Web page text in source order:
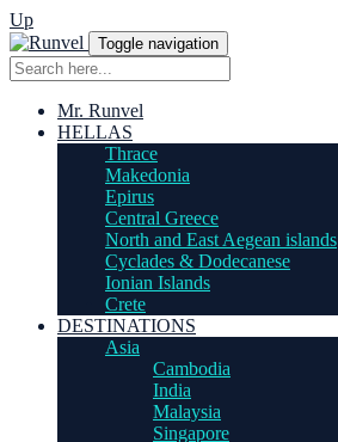
Up
Toggle navigation
Mr. Runvel
HELLAS
Thrace
Makedonia
Epirus
Central Greece
North and East Aegean islands
Cyclades & Dodecanese
Ionian Islands
Crete
DESTINATIONS
Asia
Cambodia
India
Malaysia
Singapore